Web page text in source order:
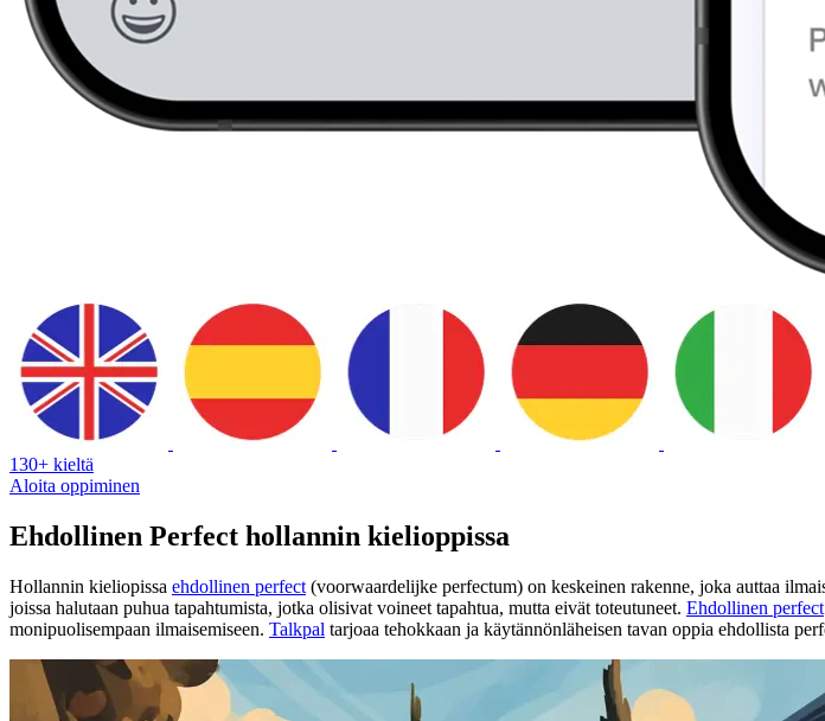
130+ kieltä
Aloita oppiminen
Ehdollinen Perfect hollannin kielioppissa
Hollannin kieliopissa ehdollinen perfect (voorwaardelijke perfectum) on keskeinen rakenne, joka auttaa
joissa halutaan puhua tapahtumista, jotka olisivat voineet tapahtua, mutta eivät toteutuneet. Ehdollinen perfect
monipuolisempaan ilmaisemiseen. Talkpal tarjoaa tehokkaan ja käytännönläheisen tavan oppia ehdollista